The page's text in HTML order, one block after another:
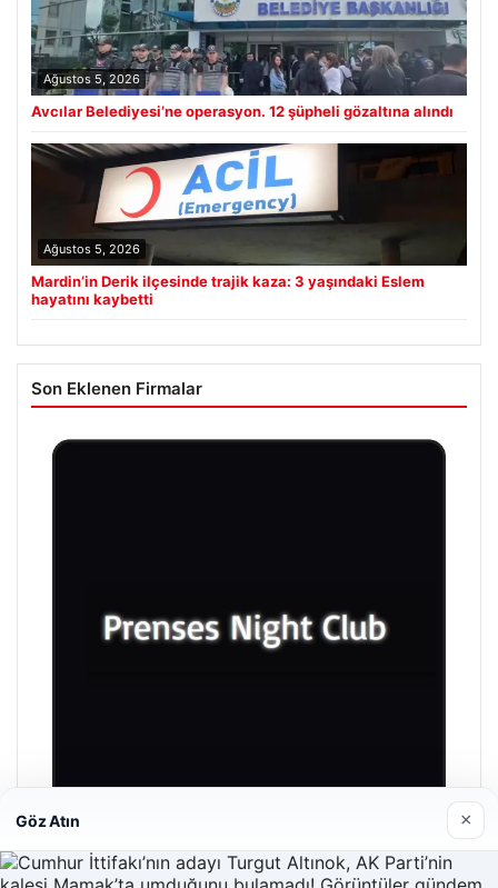
Ağustos 5, 2026
Avcılar Belediyesi’ne operasyon. 12 şüpheli gözaltına alındı
Ağustos 5, 2026
Mardin’in Derik ilçesinde trajik kaza: 3 yaşındaki Eslem
hayatını kaybetti
Son Eklenen Firmalar
Prenses Night Club
Göz Atın ×